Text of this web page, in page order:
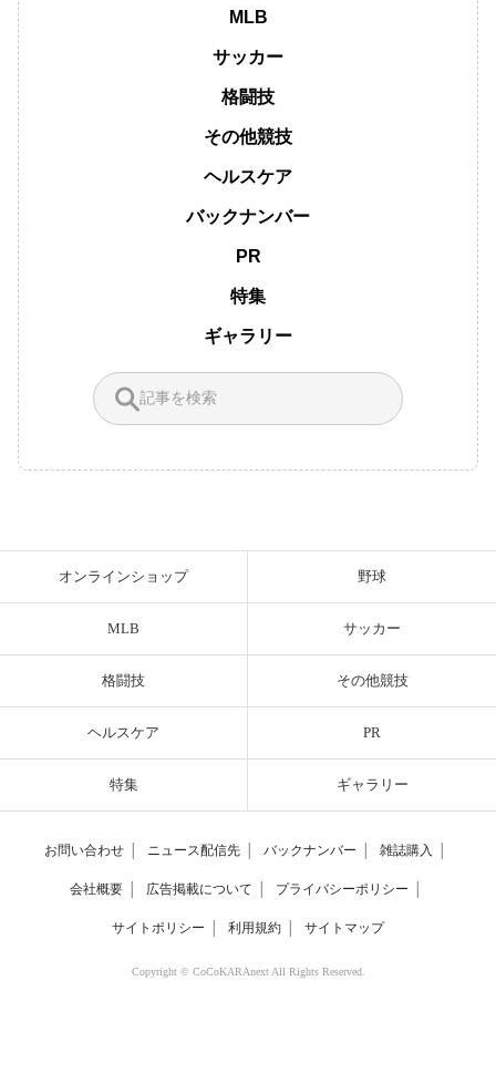
MLB
サッカー
格闘技
その他競技
ヘルスケア
バックナンバー
PR
特集
ギャラリー
オンラインショップ 野球
MLB サッカー
格闘技 その他競技
ヘルスケア PR
特集 ギャラリー
お問い合わせ ニュース配信先 バックナンバー 雑誌購入
会社概要 広告掲載について プライバシーポリシー
サイトポリシー 利用規約 サイトマップ
Copyright © CoCoKARAnext All Rights Reserved.